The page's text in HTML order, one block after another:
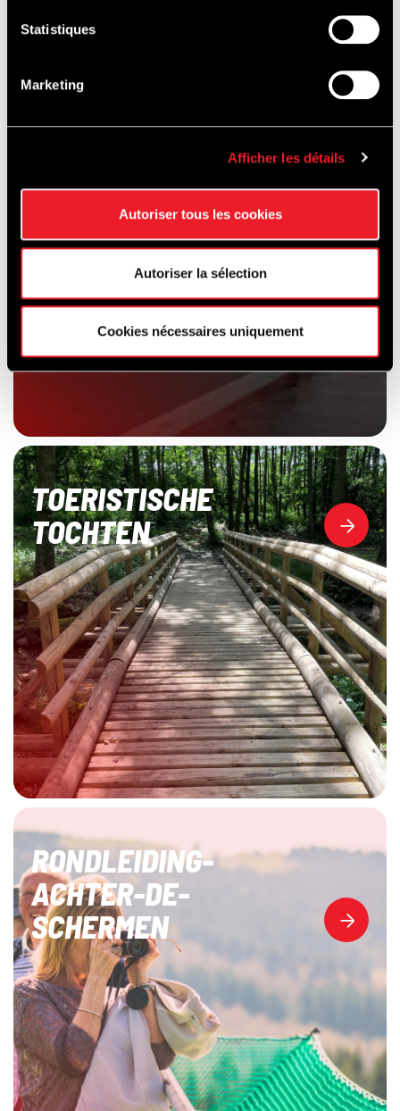
Statistiques
Marketing
Afficher les détails
Autoriser tous les cookies
Autoriser la sélection
Cookies nécessaires uniquement
VOERTUIGEN
TOERISTISCHE
TOCHTEN
RONDLEIDING-
ACHTER-DE-
SCHERMEN